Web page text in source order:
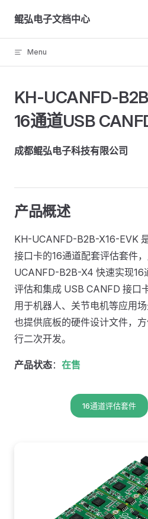
Skip to content
鲲弘电子文档中心
Menu
KH-UCANFD-
16通道USB
成都鲲弘电子科技有限公司
产品概述
KH-UCANFD-B2B-X16-EVK
接口卡的16通道配套评估套件
UCANFD-B2B-X4 快速实现16
评估和集成 USB CANFD 接口
用于机器人、关节电机等应用
也提供底板的硬件设计文件，
行二次开发。
产品状态： 在售
16通道评估套件